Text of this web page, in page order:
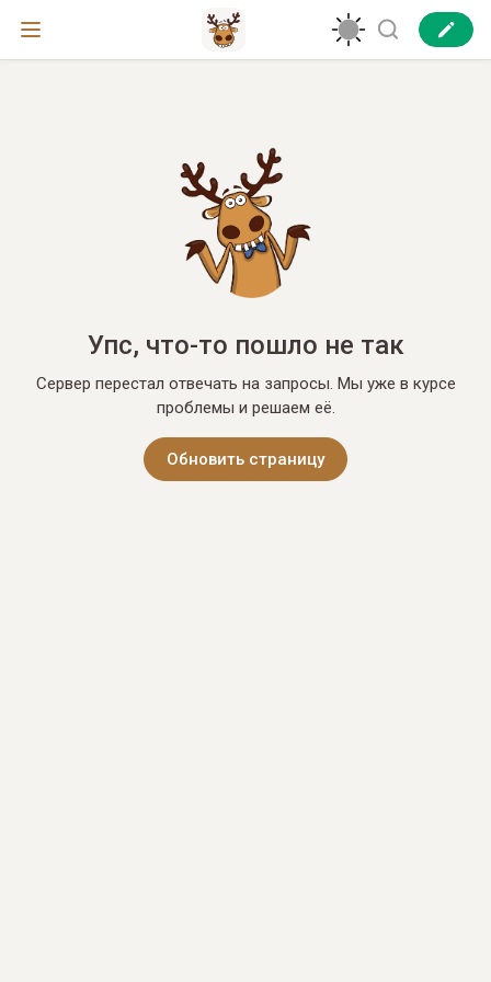
Упс, что-то пошло не так
Сервер перестал отвечать на запросы. Мы уже в курсе
проблемы и решаем её.
Обновить страницу